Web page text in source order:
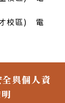
校區) 電
與個人資